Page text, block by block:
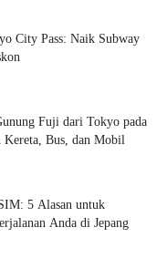
City Pass: Naik Subway
Fuji dari Tokyo pada
Kereta, Bus, dan Mobil
5 Alasan untuk
Anda di Jepang